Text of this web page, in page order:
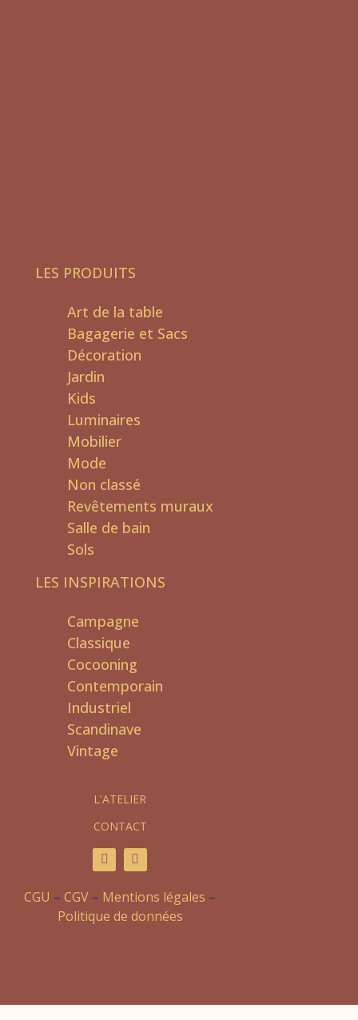
LES PRODUITS
Art de la table
Bagagerie et Sacs
Décoration
Jardin
Kids
Luminaires
Mobilier
Mode
Non classé
Revêtements muraux
Salle de bain
Sols
LES INSPIRATIONS
Campagne
Classique
Cocooning
Contemporain
Industriel
Scandinave
Vintage
L'ATELIER
CONTACT
CGU – CGV – Mentions légales –
Politique de données